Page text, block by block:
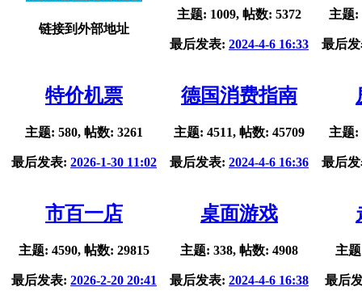
链接到外部地址
主题: 1009, 帖数: 5372
最后发表: 2024-4-6 16:33
主题:
最后
特价机票
主题: 580, 帖数: 3261
最后发表: 2026-1-30 11:02
德国消费指南
主题: 4511, 帖数: 45709
最后发表: 2024-4-6 16:36
主题:
最后
市百一店
主题: 4590, 帖数: 29815
最后发表: 2026-2-20 20:41
桌面游戏
主题: 338, 帖数: 4908
最后发表: 2024-4-6 16:38
主
最后